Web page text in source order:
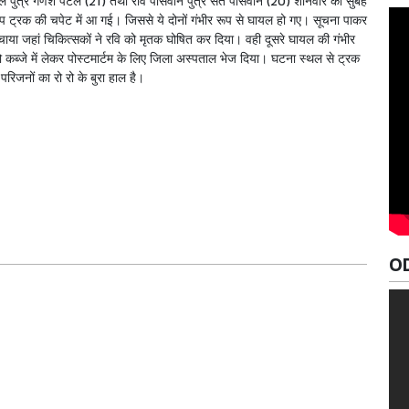
ट्रक की चपेट में आ गई। जिससे ये दोनों गंभीर रूप से घायल हो गए। सूचना पाकर
जहां चिकित्सकों ने रवि को मृतक घोषित कर दिया। वही दूसरे घायल की गंभीर
में लेकर पोस्टमार्टम के लिए जिला अस्पताल भेज दिया। घटना स्थल से ट्रक
का रो रो के बुरा हाल है।